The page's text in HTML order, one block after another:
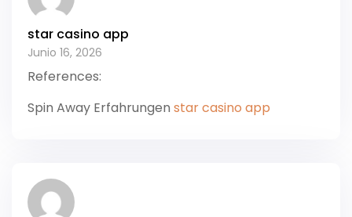
star casino app
Junio 16, 2026
References:
Spin Away Erfahrungen star casino app